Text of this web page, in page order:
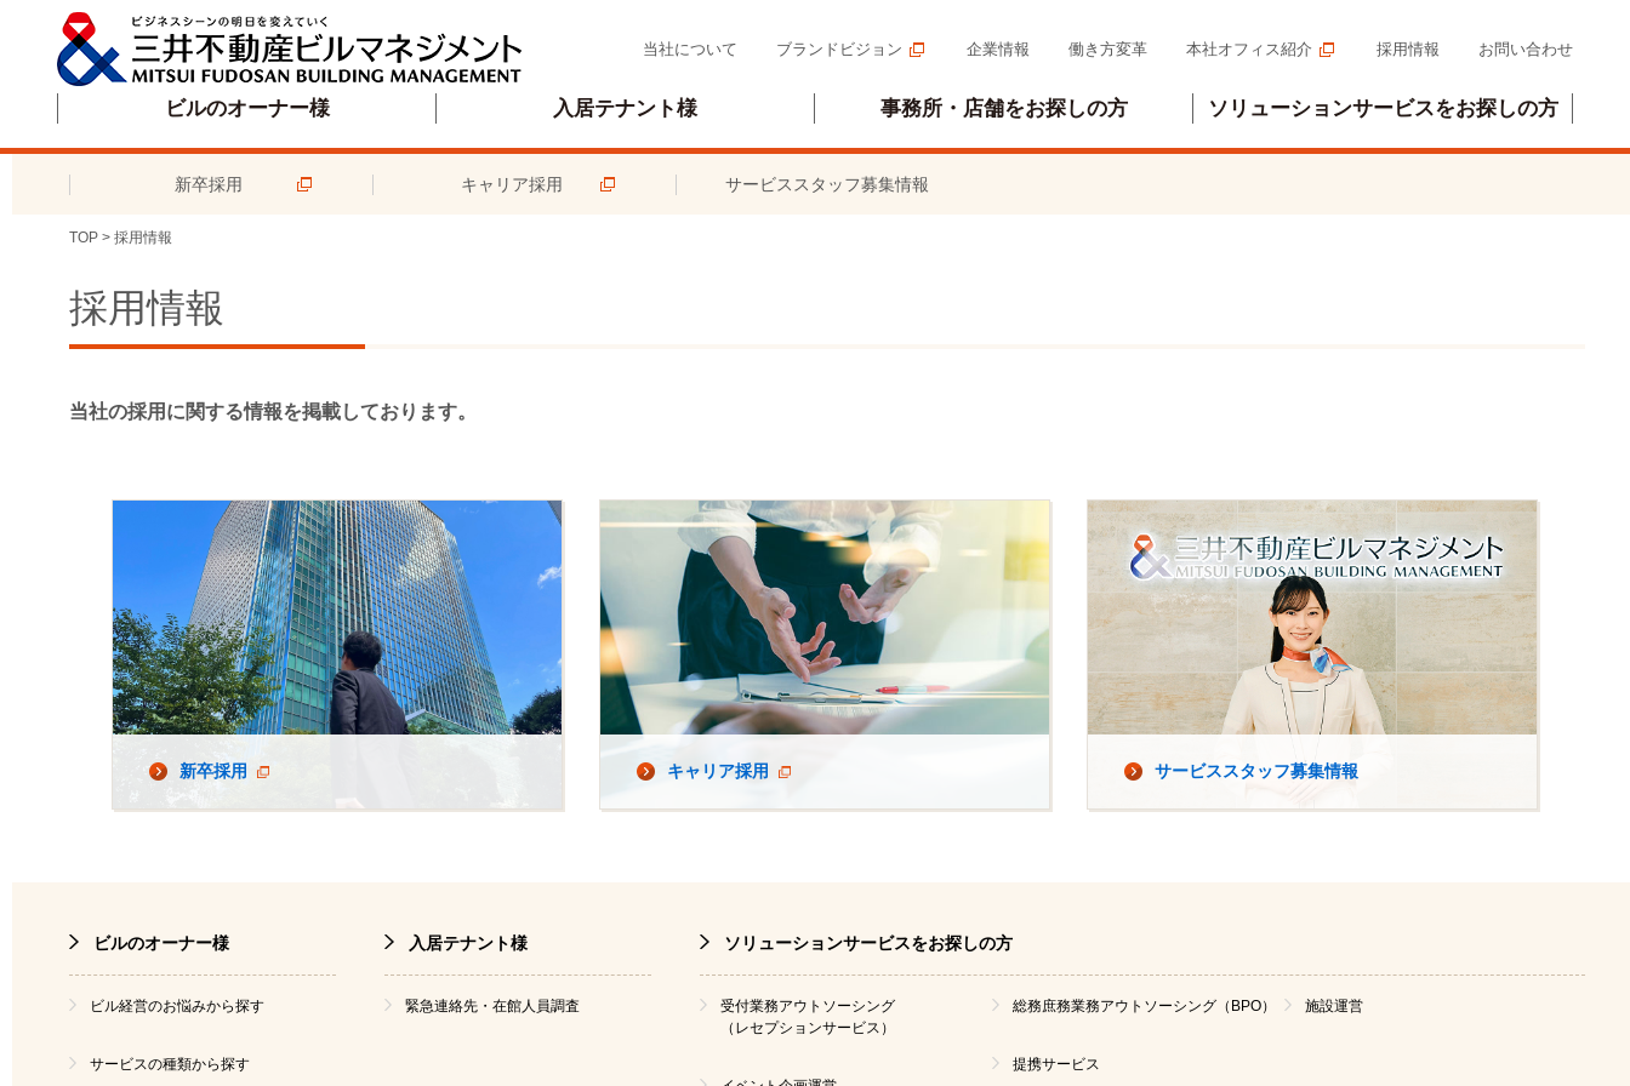
当社について ブランドビジョン 企業情報 働き方変革 本社オフィス紹介 採用情報 お問い合わせ
ビルのオーナー様 入居テナント様 事務所・店舗をお探しの方 ソリューションサービスをお探しの方
新卒採用 キャリア採用 サービススタッフ募集情報
TOP > 採用情報
採用情報
当社の採用に関する情報を掲載しております。
新卒採用 キャリア採用 サービススタッフ募集情報
ビルのオーナー様
ビル経営のお悩みから探す
サービスの種類から探す
入居テナント様
緊急連絡先・在館人員調査
ソリューションサービスをお探しの方
受付業務アウトソーシング
（レセプションサービス）
総務庶務業務アウトソーシング（BPO）
提携サービス
施設運営